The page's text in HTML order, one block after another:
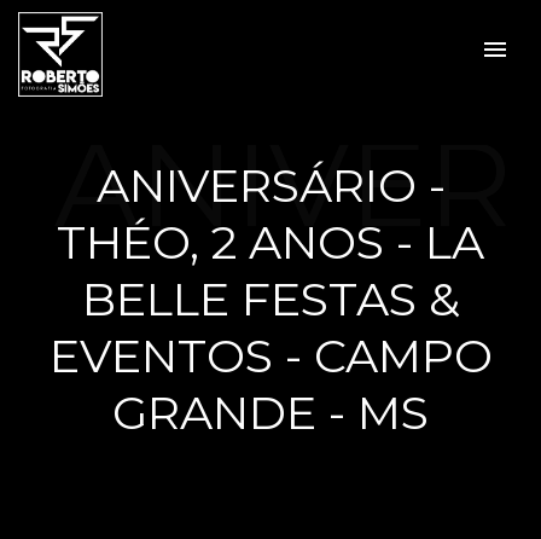
menu
ANIVERSÁRIO -
THÉO, 2 ANOS - LA
BELLE FESTAS &
EVENTOS - CAMPO
GRANDE - MS
ANIVER
SÁRIO -
THÉO, 2